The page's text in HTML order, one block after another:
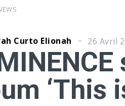
Curto Elionah 26 Avril
‘This